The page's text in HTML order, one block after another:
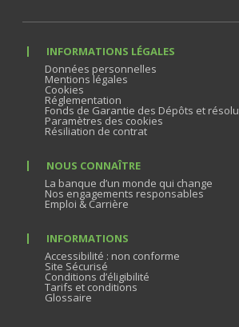
INFORMATIONS LÉGALES
Données personnelles
Mentions légales
Cookies
Réglementation
Fonds de Garantie des Dépôts et
Paramètres des cookies
Résiliation de contrat
NOUS CONNAÎTRE
La banque d’un monde qui change
Nos engagements responsables
Emploi & Carrière
INFORMATIONS
Accessibilité : non conforme
Site Sécurisé
Conditions d’éligibilité
Tarifs et conditions
Glossaire